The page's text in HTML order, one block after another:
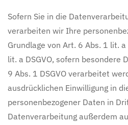
Sofern Sie in die
verarbeiten wir Ihre
Grundlage von Art. 6 Abs. 1 lit. a
lit. a DSGVO, sofern besondere
9 Abs. 1 DSGVO verarbeitet
ausdrücklichen Einwilligung in
personenbezogener Daten in
Datenverarbeitung außerdem